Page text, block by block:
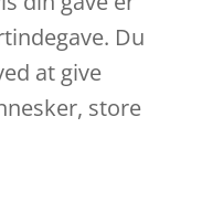
Du
at give
store